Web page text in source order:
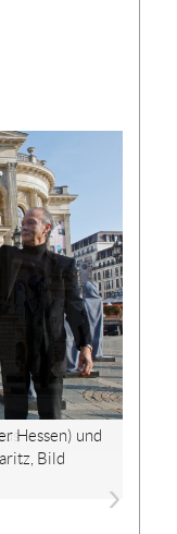
Hessen) und
Bild